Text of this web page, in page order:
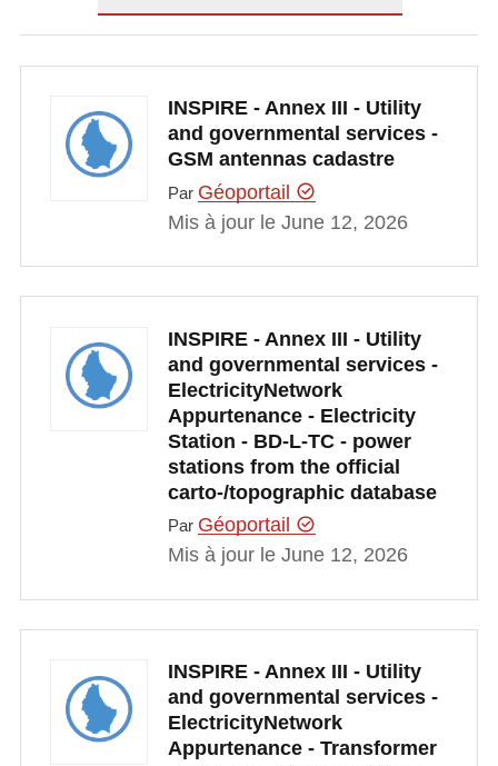
INSPIRE - Annex III - Utility
and governmental services -
GSM antennas cadastre
Par Géoportail
Mis à jour le June 12, 2026
INSPIRE - Annex III - Utility
and governmental services -
ElectricityNetwork
Appurtenance - Electricity
Station - BD-L-TC - power
stations from the official
carto-/topographic database
Par Géoportail
Mis à jour le June 12, 2026
INSPIRE - Annex III - Utility
and governmental services -
ElectricityNetwork
Appurtenance - Transformer